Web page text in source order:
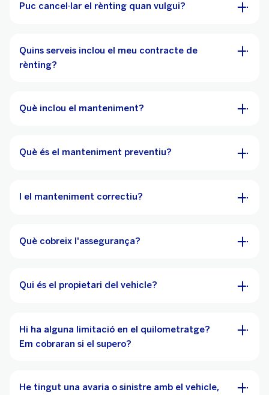
Puc cancel·lar el rènting quan vulgui?
Quins serveis inclou el meu contracte de
rènting?
Què inclou el manteniment?
Què és el manteniment preventiu?
I el manteniment correctiu?
Què cobreix l'assegurança?
Qui és el propietari del vehicle?
Hi ha alguna limitació en el quilometratge?
Em cobraran si el supero?
He tingut una avaria o sinistre amb el vehicle,